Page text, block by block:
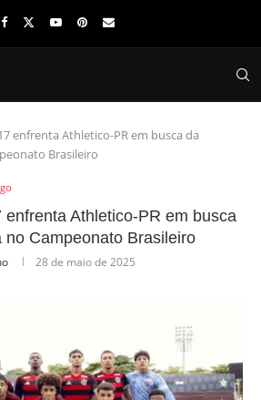
enfrenta Athletico-PR em busca da
Brasileiro
enfrenta Athletico-PR em busca
no Campeonato Brasileiro
28 de maio de 2025